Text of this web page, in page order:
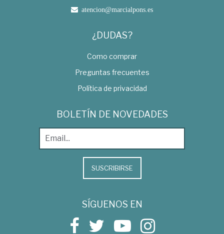
atencion@marcialpons.es
¿DUDAS?
Como comprar
Preguntas frecuentes
Política de privacidad
BOLETÍN DE NOVEDADES
SUSCRIBIRSE
SÍGUENOS EN